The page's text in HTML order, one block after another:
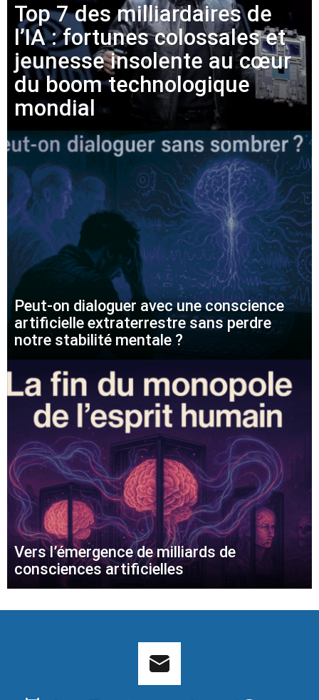
Top 7 des milliardaires de
l’IA : fortunes colossales et
jeunesse insolente au cœur
du boom technologique
mondial
Peut-on dialoguer avec une conscience
artificielle extraterrestre sans perdre
notre stabilité mentale ?
Vers l’émergence de milliards de
consciences artificielles